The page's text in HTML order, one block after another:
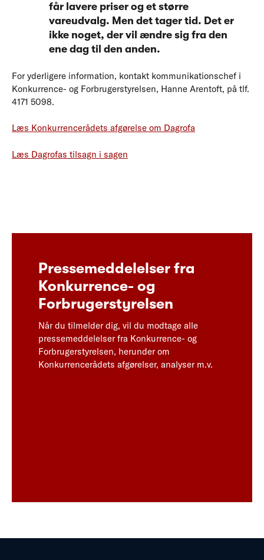
får lavere priser og et større
vareudvalg. Men det tager tid. Det er
ikke noget, der vil ændre sig fra den
ene dag til den anden.
For yderligere information, kontakt kommunikationschef i
Konkurrence- og Forbrugerstyrelsen, Hanne Arentoft, på tlf.
4171 5098.
Læs Konkurrencerådets afgørelse om Dagrofa
Læs Dagrofas tilsagn i sagen
Pressemeddelelser fra
Konkurrence- og
Forbrugerstyrelsen
Når du tilmelder dig, vil du modtage alle
pressemeddelelser fra Konkurrence- og
Forbrugerstyrelsen, herunder om
Konkurrencerådets afgørelser, analyser m.v.